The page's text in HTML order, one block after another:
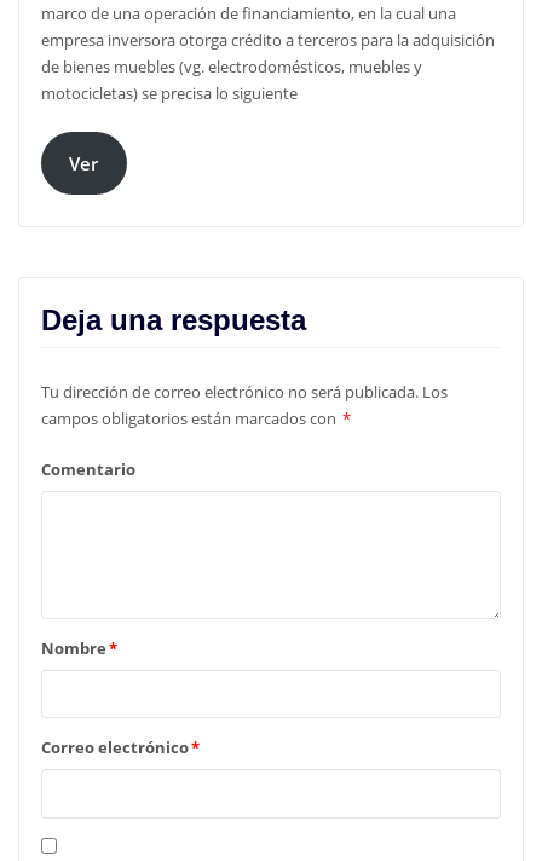
marco de una operación de financiamiento, en la cual una
empresa inversora otorga crédito a terceros para la adquisición
de bienes muebles (vg. electrodomésticos, muebles y
motocicletas) se precisa lo siguiente
Ver
Deja una respuesta
Tu dirección de correo electrónico no será publicada. Los
campos obligatorios están marcados con *
Comentario
Nombre*
Correo electrónico*